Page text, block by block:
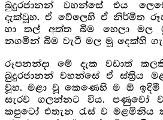
බුදුරජානන් වහන්සේ එය
දැක්වූහ. ඒ වේලෙහි ඒ නිර්මිත
හා තල් අත්ත බිම හෙලා මල
නගමින් බිම වැටී මල මූ දෙක්හි
රූපනන්දා මේ දැක වඩාත්
බුදුරජානන් වහන්සේ ඒ ස්ත්‍රිය
වූහ. මළා වූ කෙණෙහි ම ඕ
සැරව ගලන්නට විය. පණුවෝ
කපුටෝ එතැන රැස් ව මළමිනිය